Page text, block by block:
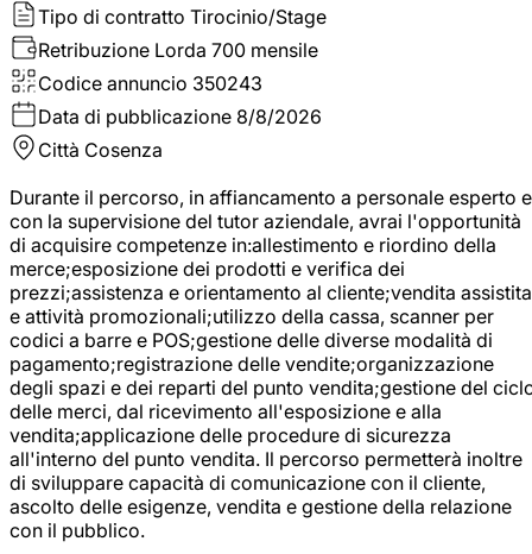
Tipo di contratto Tirocinio/Stage
Retribuzione Lorda 700 mensile
Codice annuncio 350243
Data di pubblicazione 8/8/2026
Città Cosenza
Durante il percorso, in affiancamento a personale esperto e
con la supervisione del tutor aziendale, avrai l'opportunità
di acquisire competenze in:allestimento e riordino della
merce;esposizione dei prodotti e verifica dei
prezzi;assistenza e orientamento al cliente;vendita assistita
e attività promozionali;utilizzo della cassa, scanner per
codici a barre e POS;gestione delle diverse modalità di
pagamento;registrazione delle vendite;organizzazione
degli spazi e dei reparti del punto vendita;gestione del
delle merci, dal ricevimento all'esposizione e alla
vendita;applicazione delle procedure di sicurezza
all'interno del punto vendita. Il percorso permetterà inoltre
di sviluppare capacità di comunicazione con il cliente,
ascolto delle esigenze, vendita e gestione della relazione
con il pubblico.